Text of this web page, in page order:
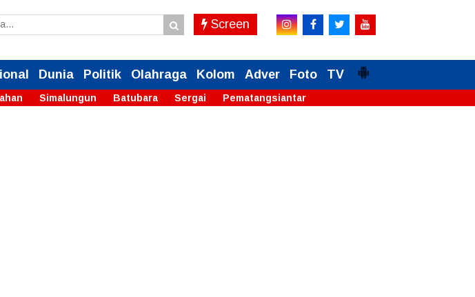
Screen
Dunia Politik Olahraga Kolom Adver Foto TV
Simalungun Batubara Sergai Pematangsiantar